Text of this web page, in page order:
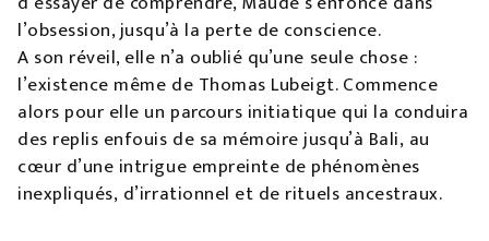
l’obsession, jusqu’à la perte de conscience.
A son réveil, elle n’a oublié qu’une seule chose :
l’existence même de Thomas Lubeigt. Commence
alors pour elle un parcours initiatique qui la conduira
des replis enfouis de sa mémoire jusqu’à Bali, au
cœur d’une intrigue empreinte de phénomènes
inexpliqués, d’irrationnel et de rituels ancestraux.